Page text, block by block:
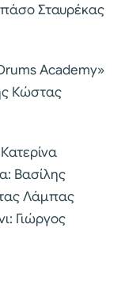
Σταυρέκας
Academy»
Κώστας
Βασίλης
Λάµπας
Γιώργος